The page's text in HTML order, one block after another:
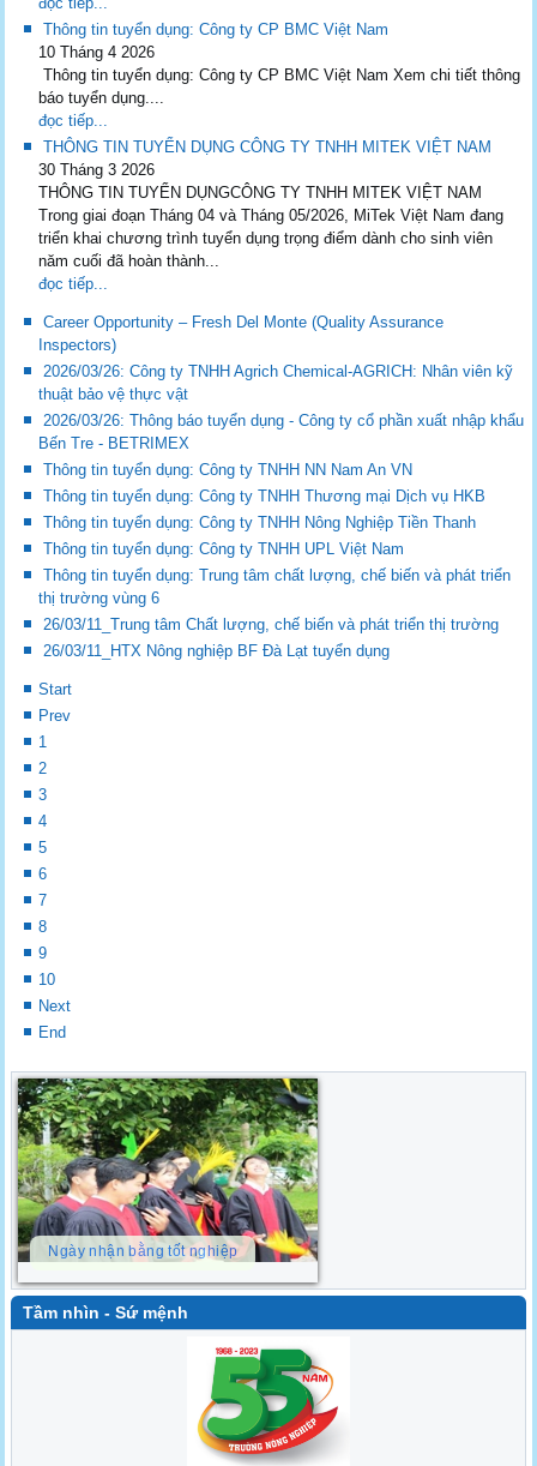
Thông tin tuyển dụng: Công ty CP BMC Việt Nam
10 Tháng 4 2026
Thông tin tuyển dụng: Công ty CP BMC Việt Nam Xem chi tiết thông
báo tuyển dụng....
đọc tiếp...
THÔNG TIN TUYỂN DỤNG CÔNG TY TNHH MITEK VIỆT NAM
30 Tháng 3 2026
THÔNG TIN TUYỂN DỤNGCÔNG TY TNHH MITEK VIỆT NAM
Trong giai đoạn Tháng 04 và Tháng 05/2026, MiTek Việt Nam đang
triển khai chương trình tuyển dụng trọng điểm dành cho sinh viên
năm cuối đã hoàn thành...
đọc tiếp...
Career Opportunity – Fresh Del Monte (Quality Assurance
Inspectors)
2026/03/26: Công ty TNHH Agrich Chemical-AGRICH: Nhân viên kỹ
thuật bảo vệ thực vật
2026/03/26: Thông báo tuyển dụng - Công ty cổ phần xuất nhập khẩu
Bến Tre - BETRIMEX
Thông tin tuyển dụng: Công ty TNHH NN Nam An VN
Thông tin tuyển dụng: Công ty TNHH Thương mại Dịch vụ HKB
Thông tin tuyển dụng: Công ty TNHH Nông Nghiệp Tiền Thanh
Thông tin tuyển dụng: Công ty TNHH UPL Việt Nam
Thông tin tuyển dụng: Trung tâm chất lượng, chế biến và phát triển
thị trường vùng 6
26/03/11_Trung tâm Chất lượng, chế biến và phát triển thị trường
26/03/11_HTX Nông nghiệp BF Đà Lạt tuyển dụng
Start
Prev
1
2
3
4
5
6
7
8
9
10
Next
End
Ngày nhận bằng tốt nghiệp
Tầm nhìn - Sứ mệnh